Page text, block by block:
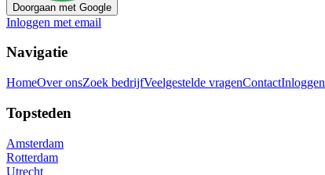
Doorgaan met Google
Inloggen met email
Navigatie
HomeOver onsZoek bedrijfVeelgestelde vragenContactInloggen
Topsteden
Amsterdam
Rotterdam
Utrecht